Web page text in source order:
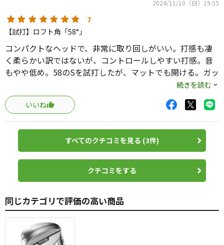
スピンがすごいとの宣伝でしたが、自分はそこについては
全く考慮していません。拾いやすさと操作感がとにかくピ
ッタリでした。
2024/11/10（日）19:55
7
【試打】ロフト角「58°」
コンパクトなヘッドで、非常に取り回しがいい。打感も凄
く柔らかい訳ではないが、コントロールしやすい打感。音
もやや低め。58のSを試打したが、マットでも開ける。ガッ
と溝が噛んでる感触があり、恐らくスピンも素晴らしいこ
とだろう。新しさは無いが、実に真面目なウェッジという
印象。
続きを読む
いいね
すべてのクチコミを見る (3件)
クチコミをする
同じカテゴリで評価の高い商品